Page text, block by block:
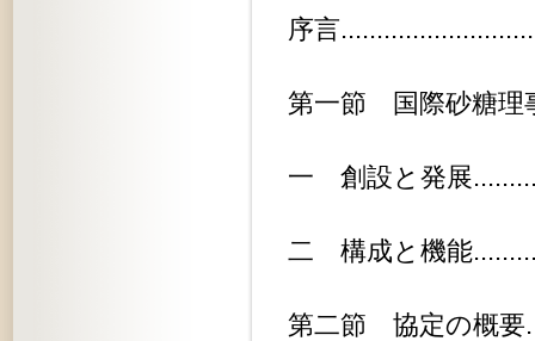
序言
第一節 国際砂糖理
一 創設と発展
二 構成と機能
第二節 協定の概要